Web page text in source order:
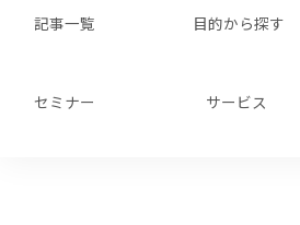
記事一覧 目的から探す
セミナー サービス